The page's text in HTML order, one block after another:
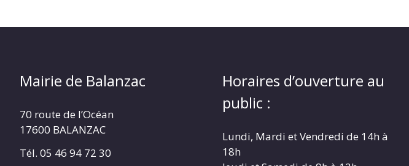
Mairie de Balanzac
70 route de l’Océan
17600 BALANZAC
Tél. 05 46 94 72 30
Horaires d’ouverture au
public :
Lundi, Mardi et Vendredi de 14h à
18h